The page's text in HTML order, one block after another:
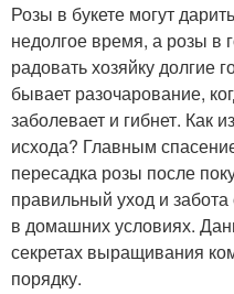
Розы в букете могут
недолгое время, а розы в
радовать хозяйку долгие
бывает разочарование,
заболевает и гибнет. Как
исхода? Главным
пересадка розы после
правильный уход и
в домашних условиях.
секретах выращивания
порядку.